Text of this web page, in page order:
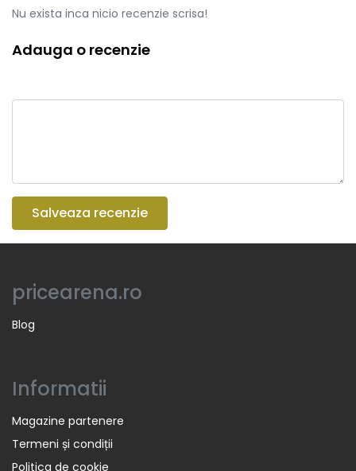
Nu exista inca nicio recenzie scrisa!
Adauga o recenzie
Salveaza recenzie
pricearena.ro
Blog
Informatii
Magazine partenere
Termeni și condiții
Politica de cookie